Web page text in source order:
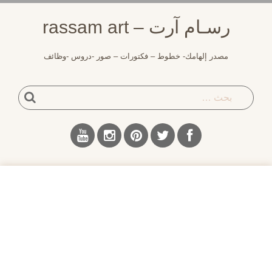
رسـام آرت – rassam art
مصدر إلهامك- خطوط – فكتورات – صور -دروس -وظائف